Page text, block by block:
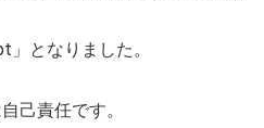
となりました。
己責任です。